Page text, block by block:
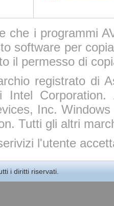
che i programmi
software per
il permesso di
registrato di
Intel
Inc.
Tutti gli altri
l'utente
i diritti riservati.